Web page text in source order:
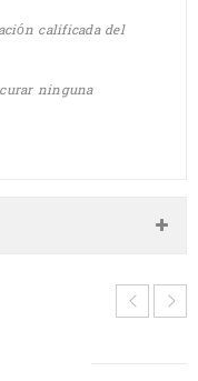
calificada del
ninguna